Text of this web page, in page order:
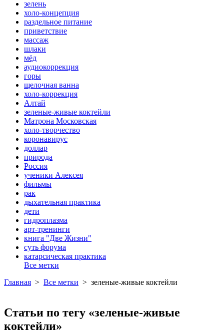
зелень
холо-концепция
раздельное питание
приветствие
массаж
шлаки
мёд
аудиокоррекция
горы
щелочная ванна
холо-коррекция
Алтай
зеленые-живые коктейли
Матрона Московская
холо-творчество
коронавирус
доллар
природа
Россия
ученики Алексея
фильмы
рак
дыхательная практика
дети
гидроплазма
арт-тренинги
книга "Две Жизни"
суть форума
катарсическая практика
Все метки
Главная > Все метки > зеленые-живые коктейли
Статьи по тегу «зеленые-живые
коктейли»